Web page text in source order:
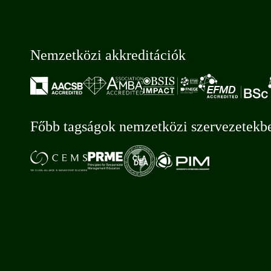
Nemzetközi akkreditációk
Főbb tagságok nemzetközi